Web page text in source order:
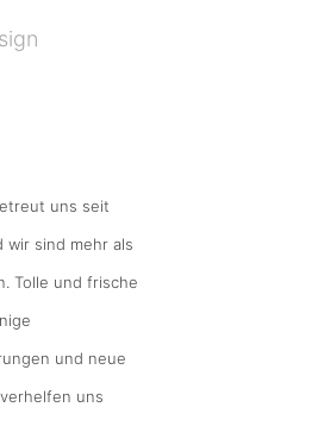
uns seit
wir sind mehr als
Tolle und frische
und neue
uns